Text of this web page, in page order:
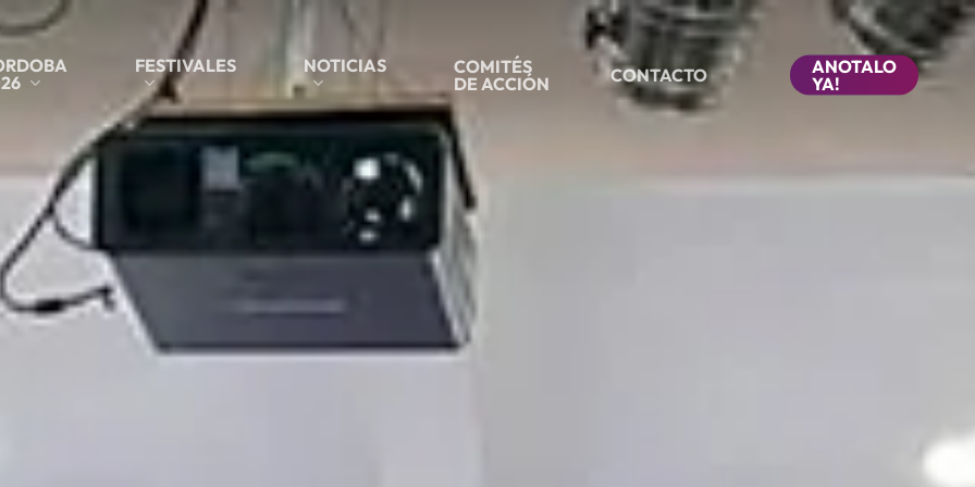
FESTIVALES NOTICIAS
COMITÉS
DE ACCIÓN
CONTACTO
ANOTALO
YA!